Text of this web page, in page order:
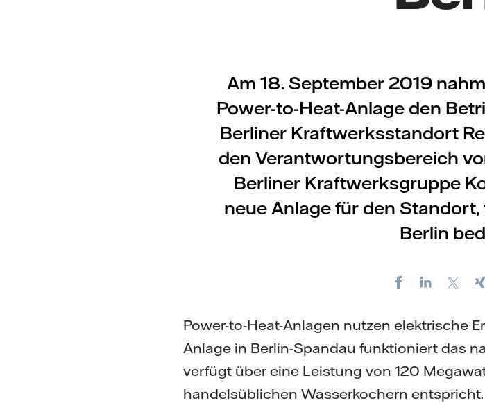
Am 18. September 2019
Power-to-Heat-Anlage den
Berliner Kraftwerksstandort
den Verantwortungsbereich
Berliner Kraftwerksgruppe
neue Anlage für den
Berlin
FacebookLinkedIn
Power-to-Heat-Anlagen nutzen elektrische
Anlage in Berlin-Spandau funktioniert das
verfügt über eine Leistung von 120
handelsüblichen Wasserkochern entspricht.